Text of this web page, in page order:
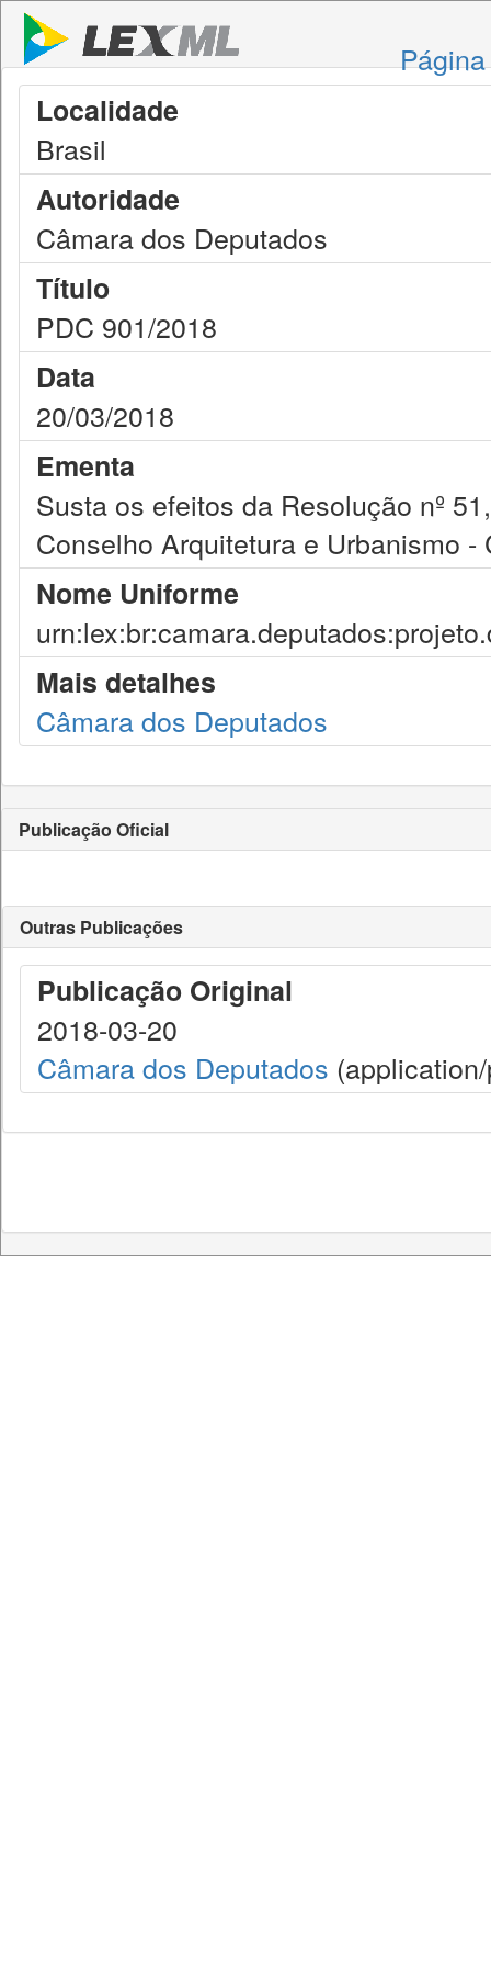
Localidade
Brasil
Autoridade
Câmara dos Deputados
Título
PDC 901/2018
Data
20/03/2018
Ementa
Susta os efeitos da Resolução nº
Conselho Arquitetura e Urbanismo -
Nome Uniforme
Mais detalhes
Câmara dos Deputados
Publicação Oficial
Outras Publicações
Publicação Original
2018-03-20
Câmara dos Deputados